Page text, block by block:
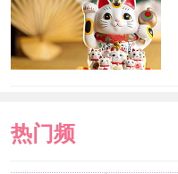
来看待问题，不要一昧的
害对方的事情，否则很容
属猴人今年正处于
热门频